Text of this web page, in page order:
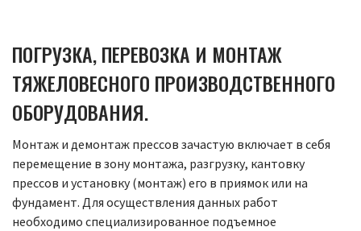
ПОГРУЗКА, ПЕРЕВОЗКА И МОНТАЖ
ТЯЖЕЛОВЕСНОГО ПРОИЗВОДСТВЕННОГО
ОБОРУДОВАНИЯ.
Монтаж и демонтаж прессов зачастую включает в себя
перемещение в зону монтажа, разгрузку, кантовку
прессов и установку (монтаж) его в приямок или на
фундамент. Для осуществления данных работ
необходимо специализированное подъемное